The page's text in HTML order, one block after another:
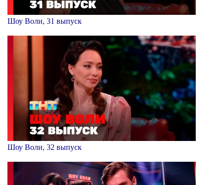
Шоу Воли, 31 выпуск
Шоу Воли, 32 выпуск